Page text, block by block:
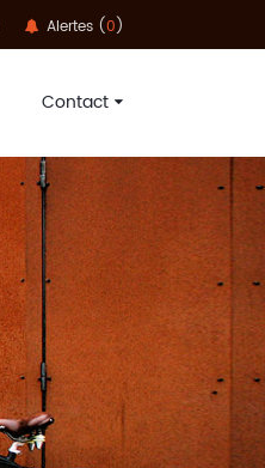
Alertes (0)
Contact